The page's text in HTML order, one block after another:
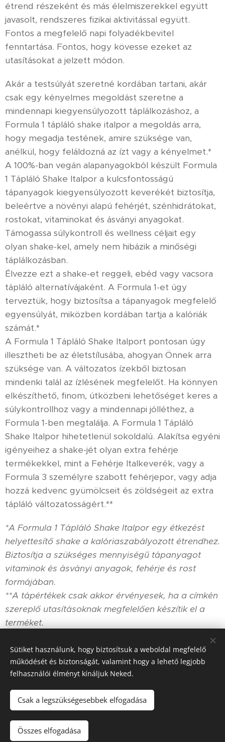
Nincs raktáron
étrend részeként és más élelmiszerekkel együtt
javasolt, rendszeres fizikai aktivitással együtt.
Fontos a megfelelő napi folyadékbevitel
fenntartása. Fontos, hogy kövesse ezeket az
utasításokat a jelzett módon.
Akár a testsúlyát szeretné kordában tartani, akár
csak egy kényelmes megoldást szeretne a
mindennapi kiegyensúlyozott táplálkozáshoz, a
Formula 1 tápláló shake italpor a megoldás arra,
hogy megadja testének, amire szüksége van,
anélkül, hogy feláldozná az ízt vagy a kényelmet.*
A 100%-ban vegán alapanyagokból készült Formula
1 Tápláló Shake Italpor a kulcsfontosságú
tápanyagok kiegyensúlyozott keverékét biztosítja,
beleértve a növényi alapú fehérjét, szénhidrátokat,
rostokat, vitaminokat és ásványi anyagokat.
Támogassa súlykontroll és wellness céljait egy
olyan shake-kel, amely nem hibázik a minőségi
táplálkozásban.
Élvezze ezt a shake-et reggeli, ebéd vagy vacsora
tápláló alternatívájaként. A Formula 1-et úgy
terveztük, hogy biztosítsa a tápanyagok megfelelő
egyensúlyát, miközben kordában tartja a kalóriák
számát.*
A Formula 1 Tápláló Shake Italport pontosan úgy
illesztheti be az életstílusába, ahogyan Önnek arra
szüksége van. A változatos ízekből biztosan
mindenki talál az ízlésének megfelelőt. Ha könnyen
elkészíthető, finom, útközbeni lehetőséget keres a
súlykontrollhoz vagy a mindennapi jólléthez, a
Formula 1-ben megtalálja. A Formula 1 Tápláló
Shake Italpor hihetetlenül sokoldalú. Alakítsa egyéni
igényeihez a shake-jét olyan extra fehérje
termékekkel, mint a Fehérje Italkeverék, vagy a
Formula 3 személyre szabott fehérjepor, vagy adja
hozzá kedvenc gyümölcseit és zöldségeit az extra
tápláló változatosságért.**
*A Formula 1 Tápláló Shake Italpor egy étkezést
helyettesítő shake a kalóriaszabályozott étrendhez.
Biztosítja a szükséges mennyiségű tápanyagot
vitaminok és ásványi anyagok, fehérje és rost
formájában.
**A tápértékek csak akkor érvényesek, ha a címkén
szereplő utasításoknak megfelelően készítik el a
terméket.
© 2020 FREE DANCE®- HungaryMinden jog fenntartva.
Az oldalt aWebnodeműködteti
Sütiket használunk, hogy biztosítsuk a weboldal megfelelő
működését és biztonságát, valamint hogy a lehető legjobb
felhasználói élményt kínáljuk Neked.
Csak a legszükségesebbek elfogadása
Összes elfogadása